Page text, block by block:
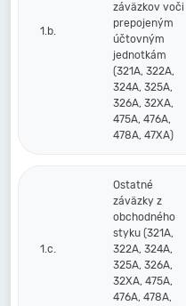
1.b.
záväzkov voči
prepojeným
účtovným
jednotkám
(321A, 322A,
324A, 325A,
326A, 32XA,
475A, 476A,
478A, 47XA)
1.c.
Ostatné
záväzky z
obchodného
styku (321A,
322A, 324A,
325A, 326A,
32XA, 475A,
476A, 478A,